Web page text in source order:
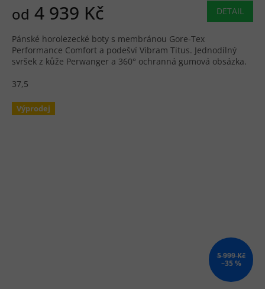
od 4 939 Kč DETAIL
Pánské horolezecké boty s membránou Gore-Tex
Performance Comfort a podešví Vibram Titus. Jednodílný
svršek z kůže Perwanger a 360° ochranná gumová obsázka.
37,5
Výprodej
5 999 Kč
–35 %